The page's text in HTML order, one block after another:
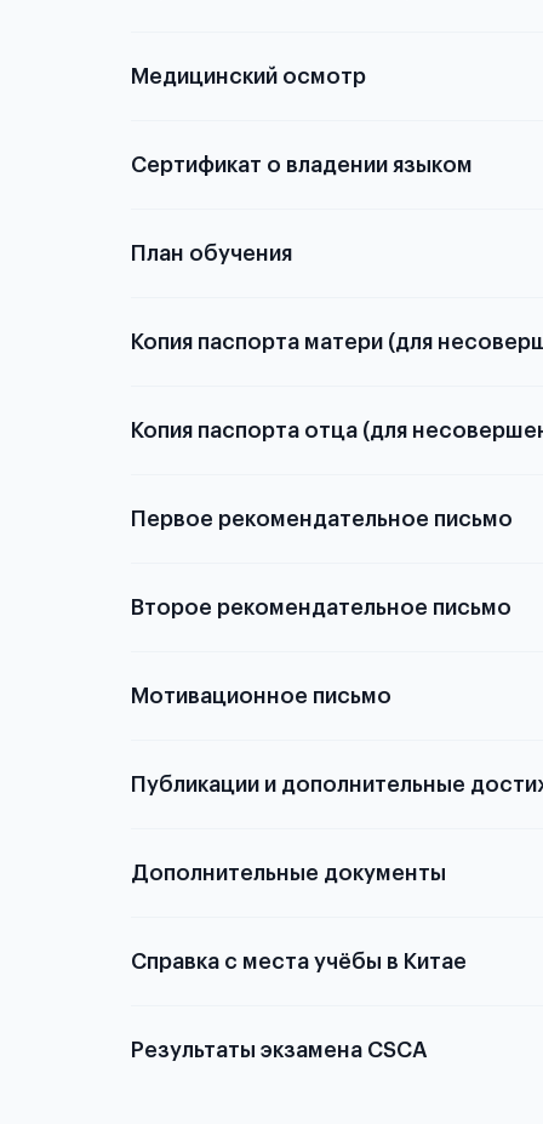
из России
Медицинский осмотр
статьей
Сертификат о владении языком
План обучения
Копия паспорта матери (для
Подробнее о
Копия паспорта отца (для
Подробнее
Первое рекомендательное письмо
Второе рекомендательное письмо
Мотивационное письмо
Подробнее о том,
Публикации и дополнительные
Дополнительные документы
Справка с места учёбы в Китае
Результаты экзамена CSCA